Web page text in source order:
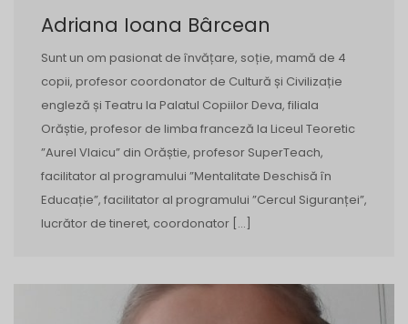
Adriana Ioana Bârcean
Sunt un om pasionat de învățare, soție, mamă de 4
copii, profesor coordonator de Cultură și Civilizație
engleză și Teatru la Palatul Copiilor Deva, filiala
Orăștie, profesor de limba franceză la Liceul Teoretic
”Aurel Vlaicu” din Orăștie, profesor SuperTeach,
facilitator al programului ”Mentalitate Deschisă în
Educație”, facilitator al programului ”Cercul Siguranței”,
lucrător de tineret, coordonator […]